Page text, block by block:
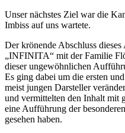
Unser nächstes Ziel war die
Imbiss auf uns wartete.
Der krönende Abschluss
„INFINITA“ mit der Familie
dieser ungewöhnlichen
Es ging dabei um die ersten
meist jungen Darsteller
und vermittelten den Inhalt mit
eine Aufführung der
gesehen haben.